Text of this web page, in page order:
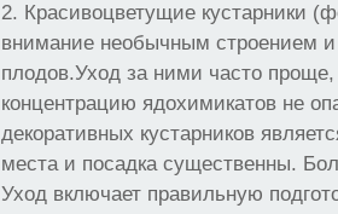
2. Красивоцветущие кустарники
внимание необычным строением и
плодов.Уход за ними часто
концентрацию ядохимикатов не
декоративных кустарников
места и посадка существенны.
Уход включает правильную